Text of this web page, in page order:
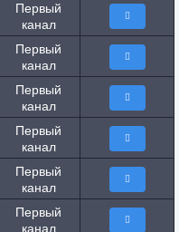
Первый
канал
Первый
канал
Первый
канал
Первый
канал
Первый
канал
Первый
канал